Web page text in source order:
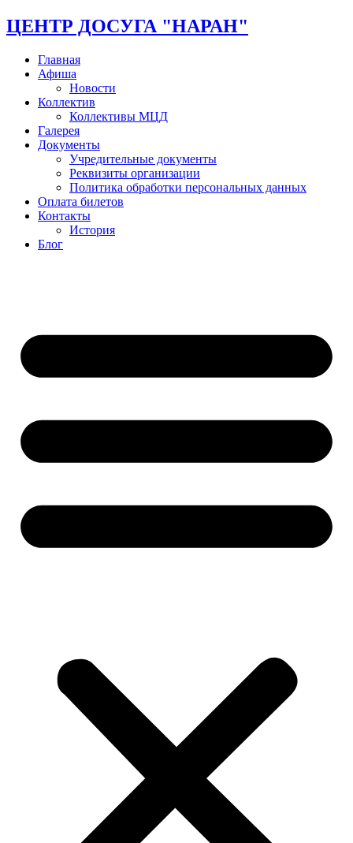
ЦЕНТР ДОСУГА "НАРАН"
Главная
Афиша
Новости
Коллектив
Коллективы МЦД
Галерея
Документы
Учредительные документы
Реквизиты организации
Политика обработки персональных данных
Оплата билетов
Контакты
История
Блог